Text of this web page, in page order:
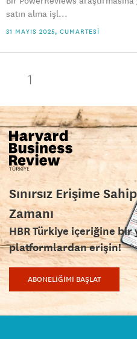
satın alma işl...
31 MAYIS 2025, CUMARTESI
1
Sınırsız Erişime
Zamanı
HBR Türkiye içeriğine bir
platformlardan erişin!
ABONELİĞİMİ BAŞLAT